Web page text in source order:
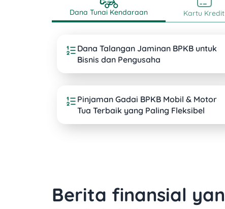
Dana Tunai Kendaraan Kartu Kredit
Dana Talangan Jaminan BPKB untuk
Bisnis dan Pengusaha
Pinjaman Gadai BPKB Mobil & Motor
Tua Terbaik yang Paling Fleksibel
Berita finansial